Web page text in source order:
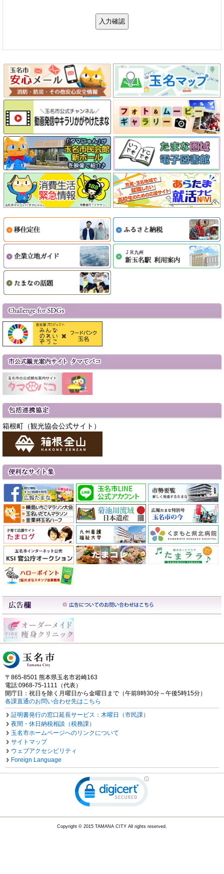
箱根町（観光協会公式サイト）
〒865-8501 熊本県玉名市岩崎163
電話:0968-75-1111（代表）
開庁日：祝日を除く月曜日から金曜日まで（午前8時30分～午後5時15分）
各課直通のお問い合わせ先はこちら
証明書発行の窓口延長サービス：木曜日（市民課）
夜間・休日納税相談（税務課）
玉名市ホームページへのリンクについて
サイトマップ
ウェブアクセシビリティ
Foreign Language
Copyright © 2015 TAMANA CITY All rights reserved.